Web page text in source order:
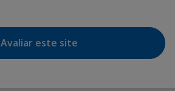
Avaliar este site